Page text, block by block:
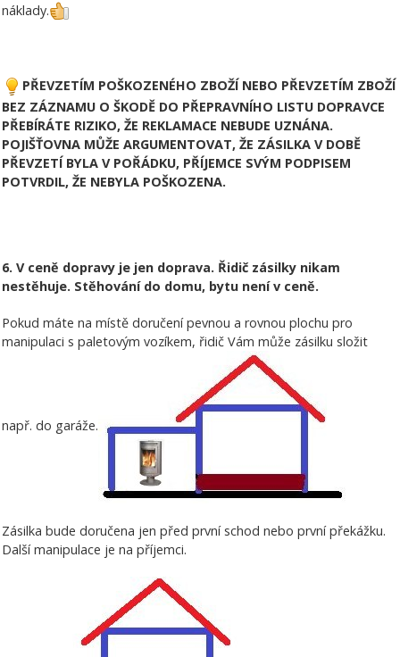
náklady.
PŘEVZETÍM POŠKOZENÉHO ZBOŽÍ NEBO PŘEVZETÍM ZBOŽÍ
BEZ ZÁZNAMU O ŠKODĚ DO PŘEPRAVNÍHO LISTU DOPRAVCE
PŘEBÍRÁTE RIZIKO, ŽE REKLAMACE NEBUDE UZNÁNA.
POJIŠŤOVNA MŮŽE ARGUMENTOVAT, ŽE ZÁSILKA V DOBĚ
PŘEVZETÍ BYLA V POŘÁDKU, PŘÍJEMCE SVÝM PODPISEM
POTVRDIL, ŽE NEBYLA POŠKOZENA.
6. V ceně dopravy je jen doprava. Řidič zásilky nikam
nestěhuje. Stěhování do domu, bytu není v ceně.
Pokud máte na místě doručení pevnou a rovnou plochu pro
manipulaci s paletovým vozíkem, řidič Vám může zásilku složit
např. do garáže.
Zásilka bude doručena jen před první schod nebo první překážku.
Další manipulace je na příjemci.